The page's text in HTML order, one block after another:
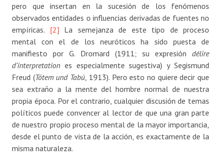
pero que insertan en la sucesión de los fenómenos
observados entidades o influencias derivadas de fuentes no
empíricas. [2] La semejanza de este tipo de proceso
mental con el de los neuróticos ha sido puesta de
manifiesto por G. Dromard (1911; su expresión délire
d’interpretation es especialmente sugestiva) y Segismund
Freud (Tótem und Tabú , 1913). Pero esto no quiere decir que
sea extraño a la mente del hombre normal de nuestra
propia época. Por el contrario, cualquier discusión de temas
políticos puede convencer al lector de que una gran parte
de nuestro propio proceso mental de la mayor importancia,
desde el punto de vista de la acción, es exactamente de la
misma naturaleza.